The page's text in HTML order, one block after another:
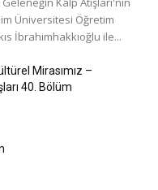
Üniversitesi Öğretim
İbrahimhakkıoğlu ile...
Mirasımız –
40. Bölüm